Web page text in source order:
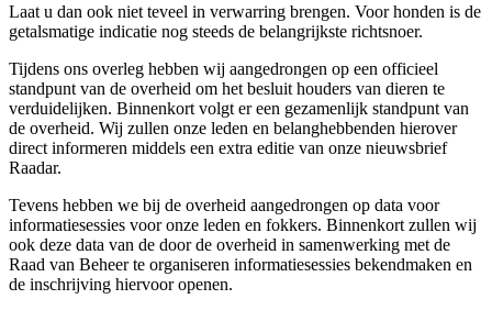
Laat u dan ook niet teveel in verwarring brengen. Voor honden is de
getalsmatige indicatie nog steeds de belangrijkste richtsnoer.
Tijdens ons overleg hebben wij aangedrongen op een officieel
standpunt van de overheid om het besluit houders van dieren te
verduidelijken. Binnenkort volgt er een gezamenlijk standpunt van
de overheid. Wij zullen onze leden en belanghebbenden hierover
direct informeren middels een extra editie van onze nieuwsbrief
Raadar.
Tevens hebben we bij de overheid aangedrongen op data voor
informatiesessies voor onze leden en fokkers. Binnenkort zullen wij
ook deze data van de door de overheid in samenwerking met de
Raad van Beheer te organiseren informatiesessies bekendmaken en
de inschrijving hiervoor openen.